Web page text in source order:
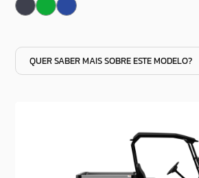
QUER SABER MAIS SOBRE ESTE MODELO?